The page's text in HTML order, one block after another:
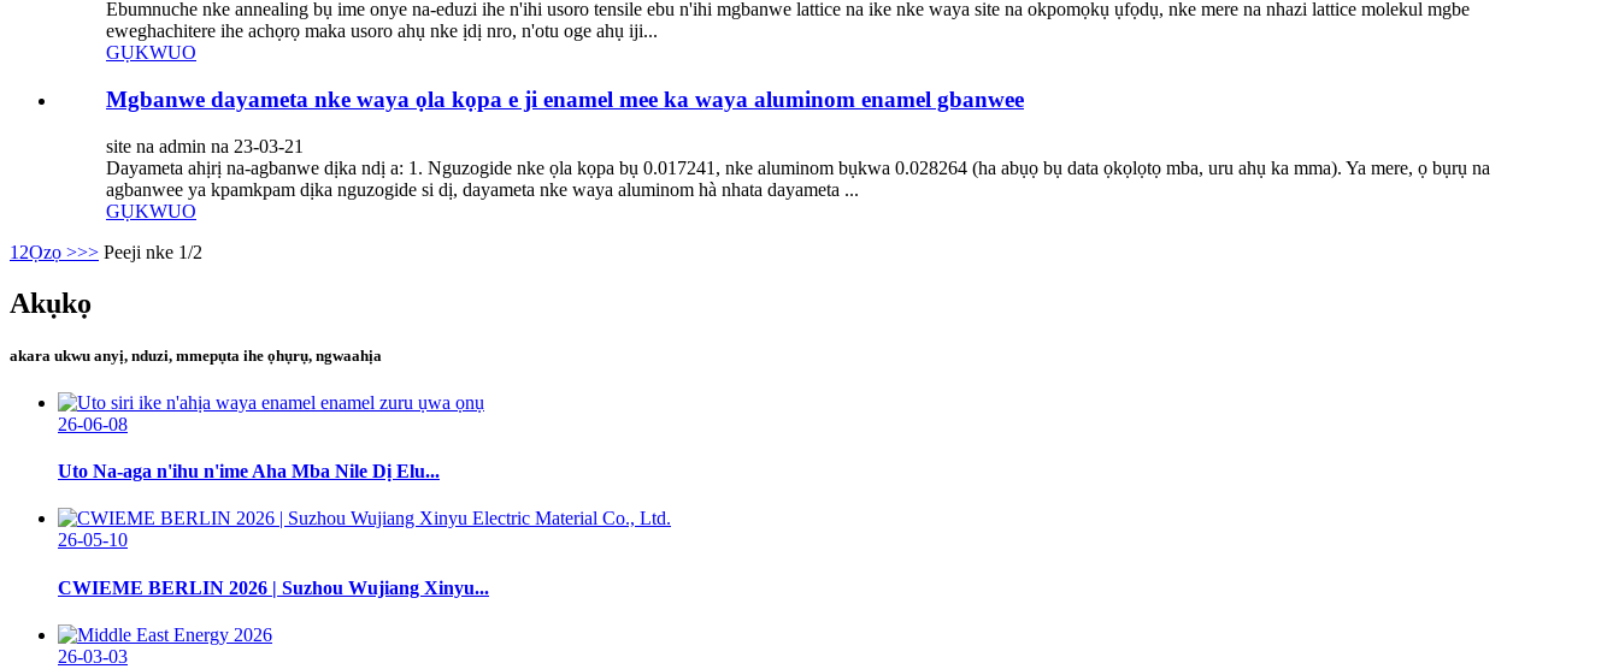
Ebumnuche nke annealing bụ ime onye na-eduzi ihe n'ihi usoro tensile ebu n'ihi mgbanwe lattice na ike nke waya site na okpomọkụ ụfọdụ, nke mere na nhazi lattice molekul mgbe
eweghachitere ihe achọrọ maka usoro ahụ nke ịdị nro, n'otu oge ahụ iji...
GỤKWUO
Mgbanwe dayameta nke waya ọla kọpa e ji enamel mee ka waya aluminom enamel gbanwee
site na admin na 23-03-21
Dayameta ahịrị na-agbanwe dịka ndị a: 1. Nguzogide nke ọla kọpa bụ 0.017241, nke aluminom bụkwa 0.028264 (ha abụọ bụ data ọkọlọtọ mba, uru ahụ ka mma). Ya mere, ọ bụrụ na
agbanwee ya kpamkpam dịka nguzogide si dị, dayameta nke waya aluminom hà nhata dayameta ...
GỤKWUO
1 2Ọzọ >>> Peeji nke 1/2
Akụkọ
akara ukwu anyị, nduzi, mmepụta ihe ọhụrụ, ngwaahịa
26-06-08
Uto Na-aga n'ihu n'ime Aha Mba Nile Dị Elu...
26-05-10
CWIEME BERLIN 2026 | Suzhou Wujiang Xinyu...
26-03-03